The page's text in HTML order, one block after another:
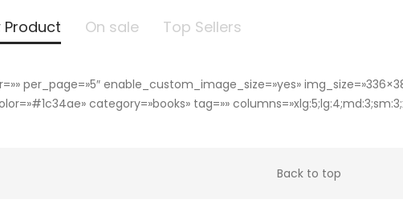
Product On sale Top Sellers
per_page=»5″ enable_custom_image_size=»yes»
category=»books» tag=»»
Back to top